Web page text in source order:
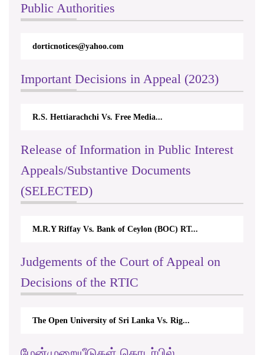
Public Authorities
dorticnotices@yahoo.com
Important Decisions in Appeal (2023)
R.S. Hettiarachchi Vs. Free Media...
Release of Information in Public Interest
Appeals/Substantive Documents
(SELECTED)
M.R.Y Riffay Vs. Bank of Ceylon (BOC) RT...
Judgements of the Court of Appeal on
Decisions of the RTIC
The Open University of Sri Lanka Vs. Rig...